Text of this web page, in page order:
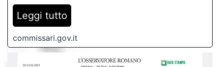
Leggi tutto
commissari.gov.it